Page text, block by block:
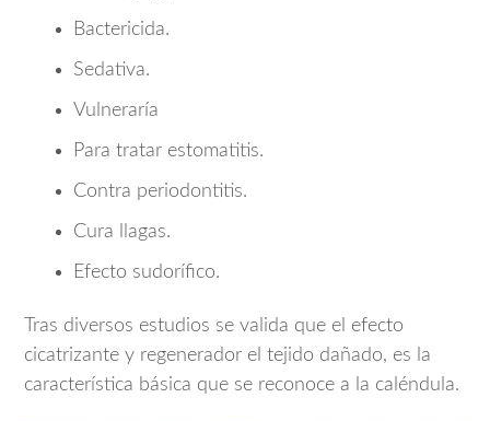
Bactericida.
Sedativa.
Vulneraría
Para tratar estomatitis.
Contra periodontitis.
Cura llagas.
Efecto sudorífico.
Tras diversos estudios se valida que el efecto
cicatrizante y regenerador el tejido dañado, es la
característica básica que se reconoce a la caléndula.